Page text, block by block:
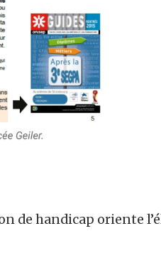
de handicap oriente